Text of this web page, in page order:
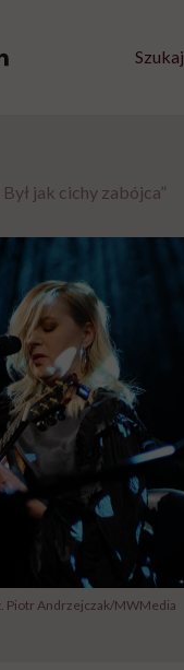
Szukaj
jak cichy zabójca”
Piotr Andrzejczak/MWMedia